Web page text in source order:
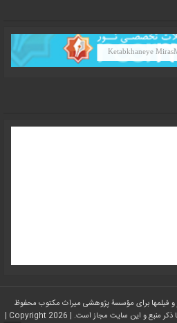
Ketabkhaneye
و فیلمها برای مؤسسۀ پژوهشی میراث مکتوب محفوظ
میباشد؛ همچنین استفاده و نقل، از مطالب با ذکر منبع و این سایت مجاز است. | Copyright 2026 |